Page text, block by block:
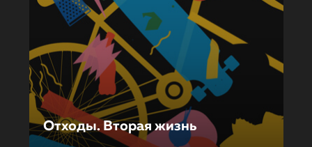
Отходы. Вторая жизнь